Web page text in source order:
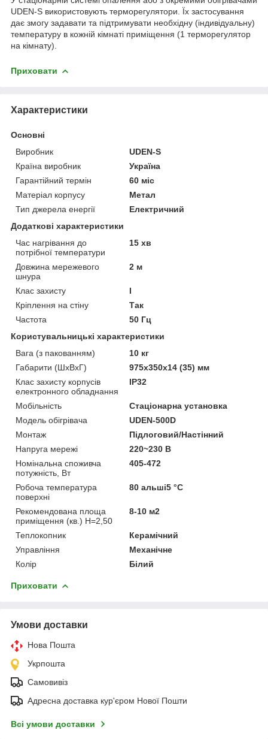
UDEN-S використовують терморегулятори. Їх застосування
дає змогу задавати та підтримувати необхідну (індивідуальну)
температуру в кожній кімнаті приміщення (1 терморегулятор
на кімнату).
Приховати
Характеристики
Основні
Виробник
UDEN-S
Країна виробник
Україна
Гарантійний термін
60 міс
Матеріал корпусу
Метал
Тип джерела енергії
Електричний
Додаткові характеристики
Час нагрівання до
потрібної температури
15 хв
Довжина мережевого
шнура
2 м
Клас захисту
I
Кріплення на стіну
Так
Частота
50 Гц
Користувальницькі характеристики
Вага (з пакованням)
10 кг
Габарити (ШхВхГ)
975х350х14 (35) мм
Клас захисту корпусів
електронного обладнання
IP32
Мобільність
Стаціонарна установка
Модель обігрівача
UDEN-500D
Монтаж
Підлоговий/Настінний
Напруга мережі
220~230 В
Номінальна споживча
потужність, Вт
405-472
Робоча температура
поверхні
80 альші5 °C
Рекомендована площа
приміщення (кв.) H=2,50
8-10 м2
Теплокопник
Керамічний
Управління
Механічне
Колір
Білий
Приховати
Умови доставки
Нова Пошта
Укрпошта
Самовивіз
Адресна доставка кур'єром Нової Пошти
Всі умови доставки